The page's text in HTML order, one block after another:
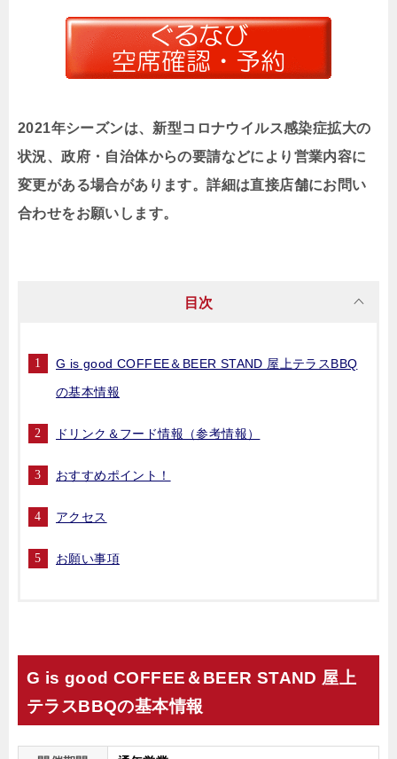
2021年シーズンは、新型コロナウイルス感染症拡大の
状況、政府・自治体からの要請などにより営業内容に
変更がある場合があります。詳細は直接店舗にお問い
合わせをお願いします。
目次
G is good COFFEE＆BEER STAND 屋上テラスBBQ
の基本情報
ドリンク＆フード情報（参考情報）
おすすめポイント！
アクセス
お願い事項
G is good COFFEE＆BEER STAND 屋上
テラスBBQの基本情報